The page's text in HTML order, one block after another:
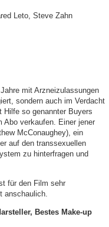
Leto, Steve Zahn
mit Arzneizulassungen
sondern auch im Verdacht
so genannter Buyers
Abo verkaufen. Einer jener
McConaughey), ein
auf den transsexuellen
zu hinterfragen und
für den Film sehr
anschaulich.
Bestes Make-up